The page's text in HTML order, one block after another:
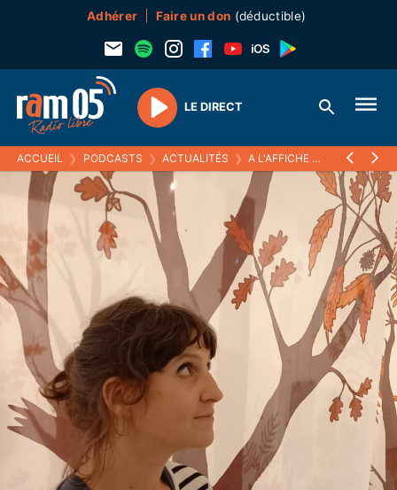
Adhérer Faire un don (déductible)
Play
LE DIRECT
ACCUEIL ❯ PODCASTS ❯ ACTUALITÉS ❯ A L'AFFICHE ❯ SOIRÉE